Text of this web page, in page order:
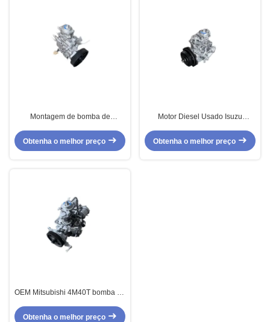
Montagem de bomba de
diesel Mitsubishi 4D56T
Obtenha o melhor preço
Motor Diesel Usado Isuzu
de Combustível
Obtenha o melhor preço
OEM Mitsubishi 4M40T bomba de
Obtenha o melhor preço